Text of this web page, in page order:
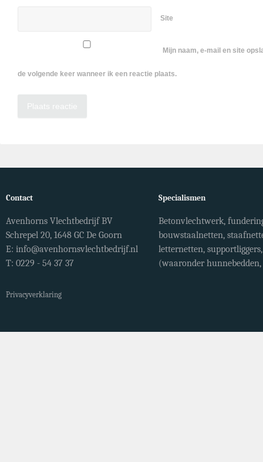
Site
Mijn naam, e-mail en site
de volgende keer wanneer ik een reactie plaats.
Contact
Avenhorns Vlechtbedrijf BV
Schrepel 20, 1648 GC De Goorn
E: info@avenhornsvlechtbedrijf.nl
T: 0229 - 54 37 37
Privacyverklaring
Specialismen
Betonvlechtwerk,
bouwstaalnetten,
letternetten,
(waaronder